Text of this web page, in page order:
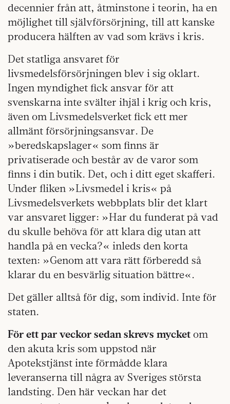
decennier från att, åtminstone i teorin, ha en
möjlighet till självförsörjning, till att kanske
producera hälften av vad som krävs i kris.
Det statliga ansvaret för
livsmedelsförsörjningen blev i sig oklart.
Ingen myndighet fick ansvar för att
svenskarna inte svälter ihjäl i krig och kris,
även om Livsmedelsverket fick ett mer
allmänt försörjningsansvar. De
»beredskapslager« som finns är
privatiserade och består av de varor som
finns i din butik. Det, och i ditt eget skafferi.
Under fliken »Livsmedel i kris« på
Livsmedelsverkets webbplats blir det klart
var ansvaret ligger: »Har du funderat på vad
du skulle behöva för att klara dig utan att
handla på en vecka?« inleds den korta
texten: »Genom att vara rätt förberedd så
klarar du en besvärlig situation bättre«.
Det gäller alltså för dig, som individ. Inte för
staten.
För ett par veckor sedan skrevs mycket om
den akuta kris som uppstod när
Apotekstjänst inte förmådde klara
leveranserna till några av Sveriges största
landsting. Den här veckan har det